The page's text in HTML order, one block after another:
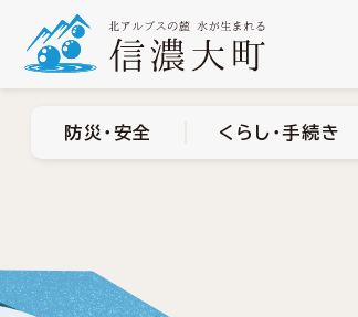
防災・安全 くらし・手続き